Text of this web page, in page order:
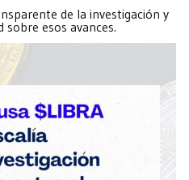
de la investigación y
esos avances.